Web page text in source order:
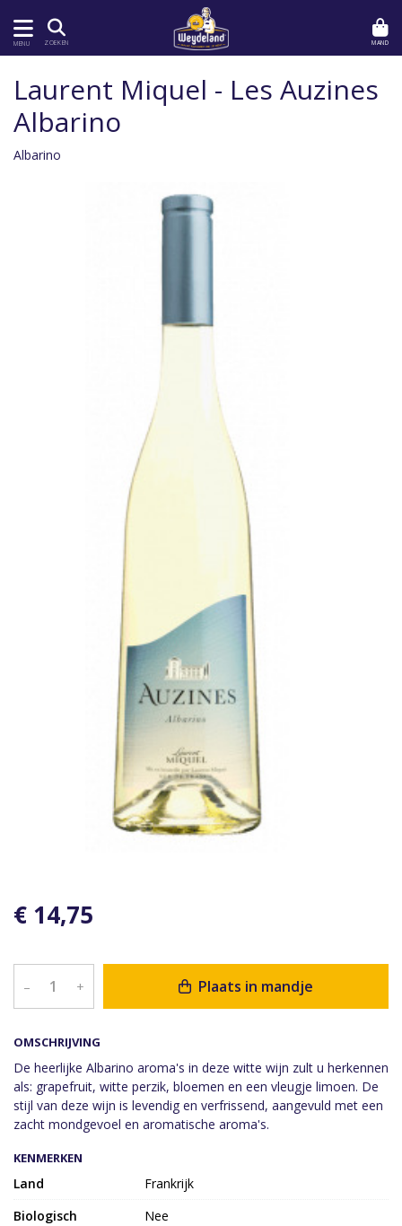
MENU ZOEKEN MAND
OMSCHRIJVING
De heerlijke Albarino aroma's in deze witte wijn zult u herkennen
als: grapefruit, witte perzik, bloemen en een vleugje limoen. De
stijl van deze wijn is levendig en verfrissend, aangevuld met een
zacht mondgevoel en aromatische aroma's.
Laurent Miquel - Les Auzines
Albarino
Albarino
€ 14,75
– + Plaats in mandje
KENMERKEN
Land
Frankrijk
Biologisch
Nee